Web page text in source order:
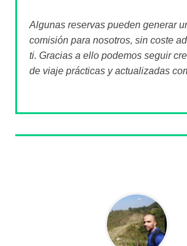
Algunas reservas pueden generar
comisión para nosotros, sin coste
ti. Gracias a ello podemos seguir
de viaje prácticas y actualizadas